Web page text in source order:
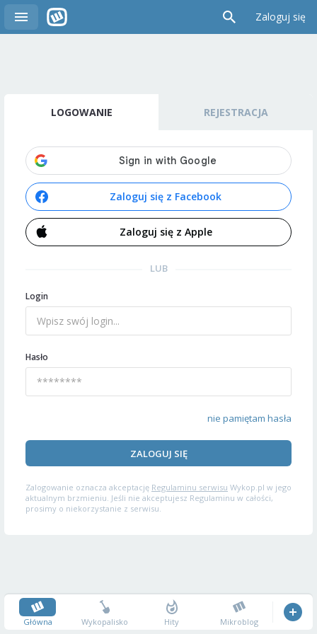
Zaloguj się
LOGOWANIE REJESTRACJA
Zaloguj się z Facebook
Zaloguj się z Apple
LUB
Login
Hasło
nie pamiętam hasła
ZALOGUJ SIĘ
Zalogowanie oznacza akceptację Regulaminu serwisu Wykop.pl w jego
aktualnym brzmieniu. Jeśli nie akceptujesz Regulaminu w całości,
prosimy o niekorzystanie z serwisu.
Główna Wykopalisko Hity Mikroblog